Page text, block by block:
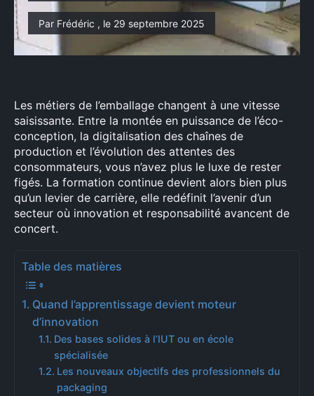
Par Frédéric , le 29 septembre 2025
Les métiers de l’emballage changent à une vitesse
saisissante. Entre la montée en puissance de l’éco-
conception, la digitalisation des chaînes de
production et l’évolution des attentes des
consommateurs, vous n’avez plus le luxe de rester
figés. La formation continue devient alors bien plus
qu’un levier de carrière, elle redéfinit l’avenir d’un
secteur où innovation et responsabilité avancent de
concert.
Table des matières
Quand l’apprentissage devient moteur
d’innovation
Des bases solides à l’IUT ou en école
spécialisée
Les nouveaux objectifs des professionnels du
packaging